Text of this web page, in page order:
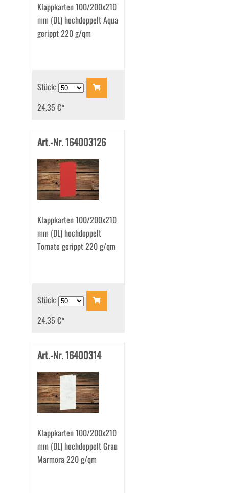
Klappkarten 100/200x210
mm (DL) hochdoppelt Aqua
gerippt 220 g/qm
Stück:
24.35 €*
Art.-Nr. 164003126
Klappkarten 100/200x210
mm (DL) hochdoppelt
Tomate gerippt 220 g/qm
Stück:
24.35 €*
Art.-Nr. 16400314
Klappkarten 100/200x210
mm (DL) hochdoppelt Grau
Marmora 220 g/qm